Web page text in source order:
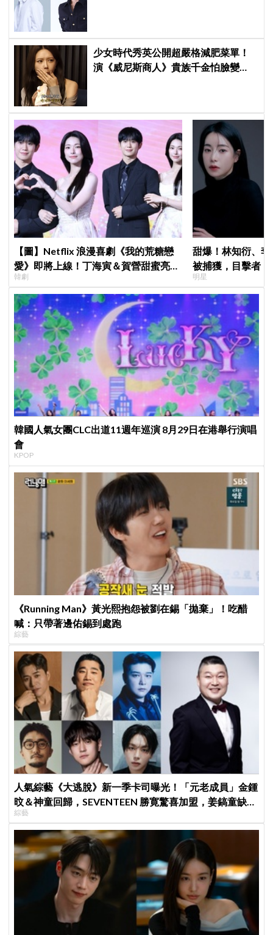
少女時代秀英公開超嚴格減肥菜單！
演《威尼斯商人》貴族千金怕臉變
【圖】Netflix 浪漫喜劇《我的荒糖戀
愛》即將上線！丁海寅＆賀營甜蜜亮相
製作發表會，甜蜜CP化學反應引期待
韓劇
甜爆！林知衍、
被捕獲，目擊者
明星
韓國人氣女團CLC出道11週年巡演 8月29日在港舉行演唱
會
KPOP
《Running Man》黃光熙抱怨被劉在錫「拋棄」！吃醋
喊：只帶著邊佑錫到處跑
綜藝
人氣綜藝《大逃脫》新一季卡司曝光！「元老成員」金鍾
旼＆神童回歸，SEVENTEEN 勝寛驚喜加盟，姜鎬童缺席
成最大焦點
綜藝